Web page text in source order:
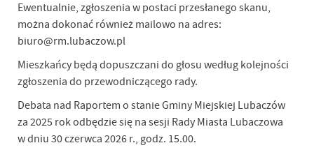
Ewentualnie, zgłoszenia w postaci przesłanego skanu,
można dokonać również mailowo na adres:
biuro@rm.lubaczow.pl
Mieszkańcy będą dopuszczani do głosu według kolejności
zgłoszenia do przewodniczącego rady.
Debata nad Raportem o stanie Gminy Miejskiej Lubaczów
za 2025 rok odbędzie się na sesji Rady Miasta Lubaczowa
w dniu 30 czerwca 2026 r., godz. 15.00.